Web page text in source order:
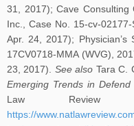
31, 2017); Cave Consulting
Inc., Case No. 15-cv-
Apr. 24, 2017);
17CV0718-MMA (WVG),
23, 2017). See also Tara C.
Emerging Trends in
Law Review
https://